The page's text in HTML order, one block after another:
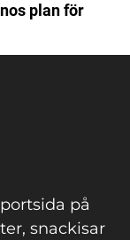
plan för
på
snackisar